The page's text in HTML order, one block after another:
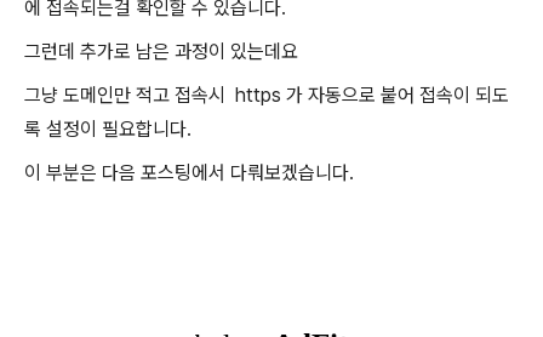
에 접속되는걸 확인할 수 있습니다.
그런데 추가로 남은 과정이 있는데요
그냥 도메인만 적고 접속시 https 가 자동으로 붙어 접속이 되도
록 설정이 필요합니다.
이 부분은 다음 포스팅에서 다뤄보겠습니다.